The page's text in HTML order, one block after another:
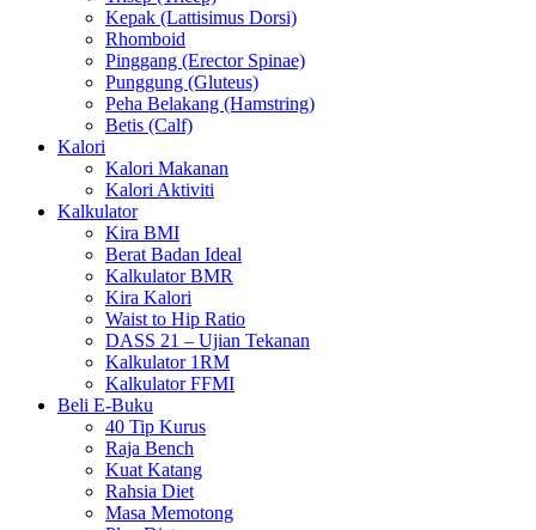
Kepak (Lattisimus Dorsi)
Rhomboid
Pinggang (Erector Spinae)
Punggung (Gluteus)
Peha Belakang (Hamstring)
Betis (Calf)
Kalori
Kalori Makanan
Kalori Aktiviti
Kalkulator
Kira BMI
Berat Badan Ideal
Kalkulator BMR
Kira Kalori
Waist to Hip Ratio
DASS 21 – Ujian Tekanan
Kalkulator 1RM
Kalkulator FFMI
Beli E-Buku
40 Tip Kurus
Raja Bench
Kuat Katang
Rahsia Diet
Masa Memotong